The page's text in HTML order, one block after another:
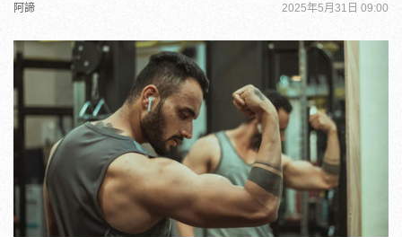
阿諦 2025年5月31日 09:00